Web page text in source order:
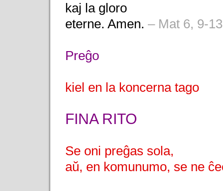
kaj la gloro
eterne. Amen. – Mat 6, 9-13
Preĝo
kiel en la koncerna tago
FINA RITO
Se oni preĝas sola,
aŭ, en komunumo, se ne